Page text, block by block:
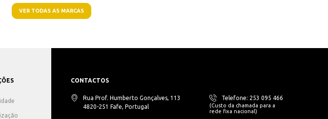
VER TODAS AS MARCAS
CONTACTOS
Rua Prof. Humberto Gonçalves, 113
4820-251 Fafe, Portugal
Telefone: 253 095 466
(Custo da chamada para a
rede fixa nacional)